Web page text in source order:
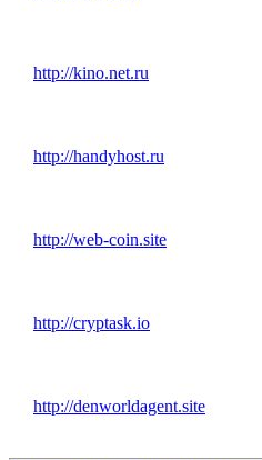
http://kino.net.ru
http://handyhost.ru
http://web-coin.site
http://cryptask.io
http://denworldagent.site